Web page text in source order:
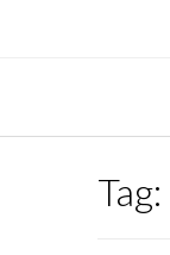
Tag: